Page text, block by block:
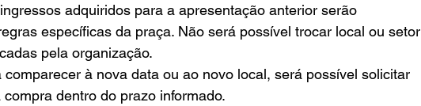
adquiridos para a apresentação anterior serão
específicas da praça. Não será possível trocar local ou setor
pela organização.
à nova data ou ao novo local, será possível solicitar
dentro do prazo informado.